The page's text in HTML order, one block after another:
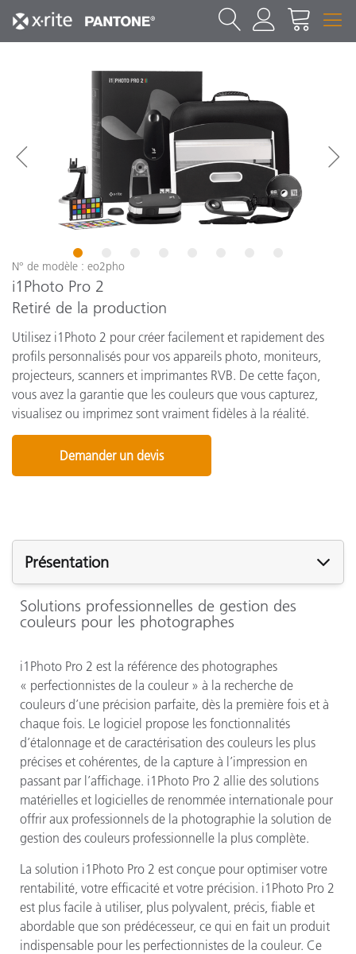
1 2
N° de modèle : eo2pho
i1Photo Pro 2
Retiré de la production
Utilisez i1Photo 2 pour créer facilement et rapidement des
profils personnalisés pour vos appareils photo, moniteurs,
projecteurs, scanners et imprimantes RVB. De cette façon,
vous avez la garantie que les couleurs que vous capturez,
visualisez ou imprimez sont vraiment fidèles à la réalité.
Demander un devis
Présentation
Solutions professionnelles de gestion des
couleurs pour les photographes
i1Photo Pro 2 est la référence des photographes
« perfectionnistes de la couleur » à la recherche de
couleurs d’une précision parfaite, dès la première fois et à
chaque fois. Le logiciel propose les fonctionnalités
d’étalonnage et de caractérisation des couleurs les plus
précises et cohérentes, de la capture à l’impression en
passant par l’affichage. i1Photo Pro 2 allie des solutions
matérielles et logicielles de renommée internationale pour
offrir aux professionnels de la photographie la solution de
gestion des couleurs professionnelle la plus complète.
La solution i1Photo Pro 2 est conçue pour optimiser votre
rentabilité, votre efficacité et votre précision. i1Photo Pro 2
est plus facile à utiliser, plus polyvalent, précis, fiable et
abordable que son prédécesseur, ce qui en fait un produit
indispensable pour les perfectionnistes de la couleur. Ce